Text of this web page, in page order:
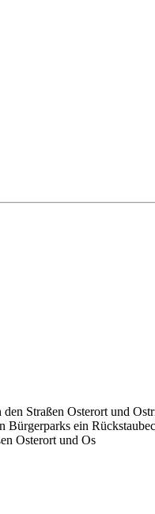
Straßen Osterort und
ein
Osterort und Os